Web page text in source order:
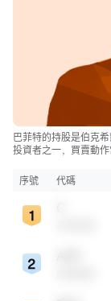
巴菲特的持股是伯克
投資者之一，買賣動
序號 代碼